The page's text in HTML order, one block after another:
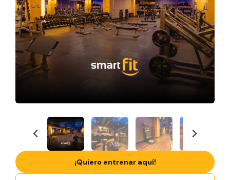
¡Quiero entrenar aquí!